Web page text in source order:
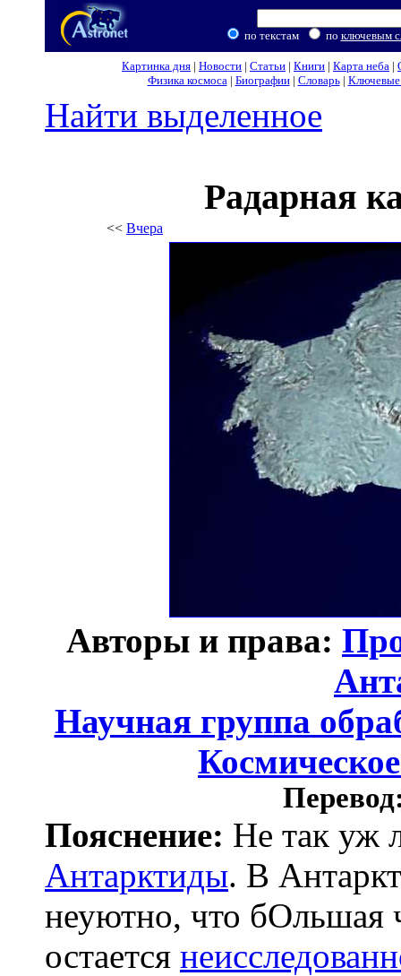
по текстам по ключевым
Картинка дня | Новости | Статьи | Книги | Карта неба |
Физика космоса| Биографии| Словарь| Ключевые
Найти выделенное
Радарная
<< Вчера
Авторы и права:
Научная группа
Пояснение: Не так уж
Антарктиды. В
неуютно, что бОльшая
остается